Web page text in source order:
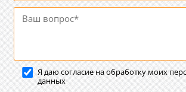
Я даю согласие на обработку моих
данных